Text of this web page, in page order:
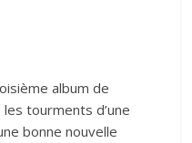
album de
tourments d’une
bonne nouvelle